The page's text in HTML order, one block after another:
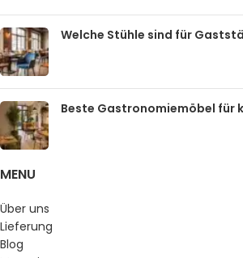
Welche Stühle sind für
Beste Gastronomiemöbel für
MENU
Über uns
Lieferung
Blog